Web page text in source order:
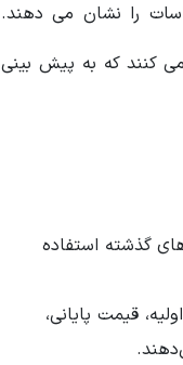
را نشان می دهند.
کنند که به پیش بینی
گذشته استفاده
قیمت پایانی،